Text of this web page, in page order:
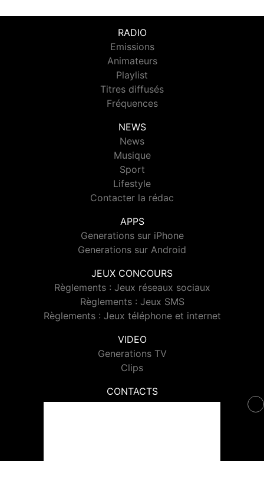
RADIO
Emissions
Animateurs
Playlist
Titres diffusés
Fréquences
NEWS
News
Musique
Sport
Lifestyle
Contacter la rédac
APPS
Generations sur iPhone
Generations sur Android
JEUX CONCOURS
Règlements : Jeux réseaux sociaux
Règlements : Jeux SMS
Règlements : Jeux téléphone et internet
VIDEO
Generations TV
Clips
CONTACTS
Contacter Generations